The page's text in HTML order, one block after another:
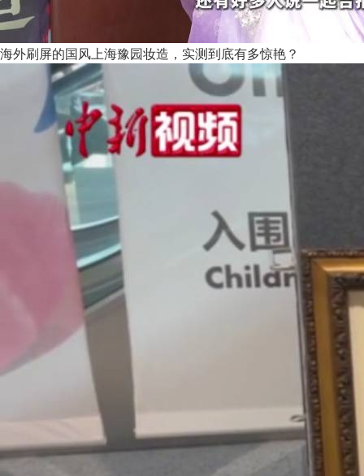
海外刷屏的国风上海豫园妆造，实测到底有多惊艳？